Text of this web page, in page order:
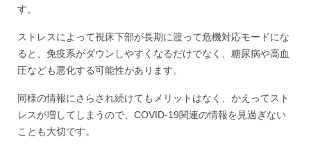
す。
ストレスによって視床下部が長期に渡って危機対応モードにな
ると、免疫系がダウンしやすくなるだけでなく、糖尿病や高血
圧なども悪化する可能性があります。
同様の情報にさらされ続けてもメリットはなく、かえってスト
レスが増してしまうので、COVID-19関連の情報を見過ぎない
ことも大切です。